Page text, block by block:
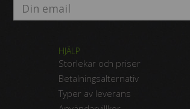
HJÄLP
Storlekar och priser
Betalningsalternativ
Typer av leverans